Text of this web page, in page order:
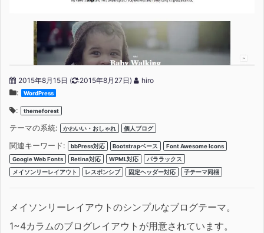
2015年8月15日 ( :2015年8月27日)
hiro
:
WordPress
: themeforest
テーマの系統: かわいい・おしゃれ 個人ブログ
関連キーワード: bbPress対応 Bootstrapベース
Font Awesome Icons
Google Web Fonts
Retina対応 WPML対応
パララックス
メイソンリーレイアウト
レスポンシブ 固定ヘッダー対応 子テーマ同梱
メイソンリーレイアウトのシンプルなブログテーマ。
1~4カラムのブログレイアウトが用意されています。